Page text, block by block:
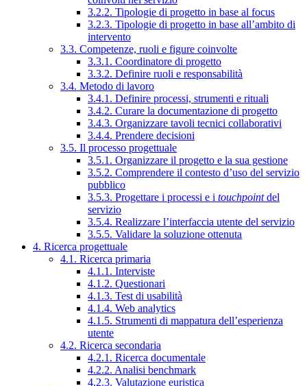
3.2.2. Tipologie di progetto in base al focus
3.2.3. Tipologie di progetto in base all’ambito di
intervento
3.3. Competenze, ruoli e figure coinvolte
3.3.1. Coordinatore di progetto
3.3.2. Definire ruoli e responsabilità
3.4. Metodo di lavoro
3.4.1. Definire processi, strumenti e rituali
3.4.2. Curare la documentazione di progetto
3.4.3. Organizzare tavoli tecnici collaborativi
3.4.4. Prendere decisioni
3.5. Il processo progettuale
3.5.1. Organizzare il progetto e la sua gestione
3.5.2. Comprendere il contesto d’uso del servizio
pubblico
3.5.3. Progettare i processi e i touchpointdel
servizio
3.5.4. Realizzare l’interfaccia utente del servizio
3.5.5. Validare la soluzione ottenuta
4. Ricerca progettuale
4.1. Ricerca primaria
4.1.1. Interviste
4.1.2. Questionari
4.1.3. Test di usabilità
4.1.4. Web analytics
4.1.5. Strumenti di mappatura dell’esperienza
utente
4.2. Ricerca secondaria
4.2.1. Ricerca documentale
4.2.2. Analisi benchmark
4.2.3. Valutazione euristica